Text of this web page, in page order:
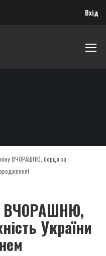
Вхід
ВЧОРАШНЮ, борця за
ВЧОРАШНЮ,
України